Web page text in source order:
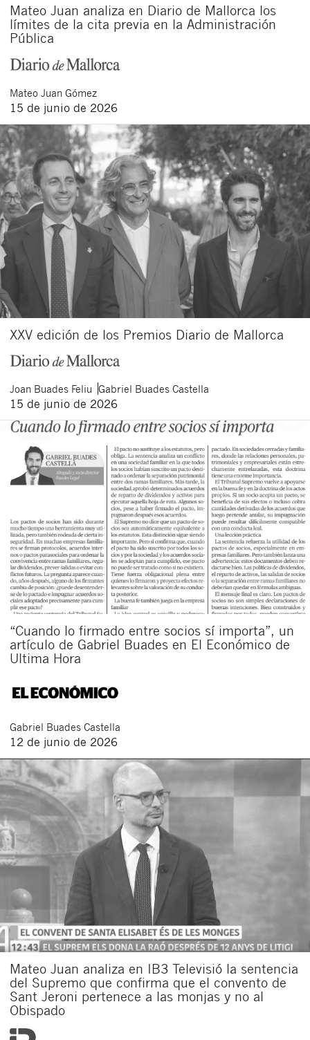
Mateo Juan analiza en Diario de Mallorca los
límites de la cita previa en la Administración
Pública
Mateo Juan Gómez
15 de junio de 2026
XXV edición de los Premios Diario de Mallorca
Joan Buades Feliu Gabriel Buades Castella
15 de junio de 2026
“Cuando lo firmado entre socios sí importa”, un
artículo de Gabriel Buades en El Económico de
Ultima Hora
Gabriel Buades Castella
12 de junio de 2026
Mateo Juan analiza en IB3 Televisió la sentencia
del Supremo que confirma que el convento de
Sant Jeroni pertenece a las monjas y no al
Obispado